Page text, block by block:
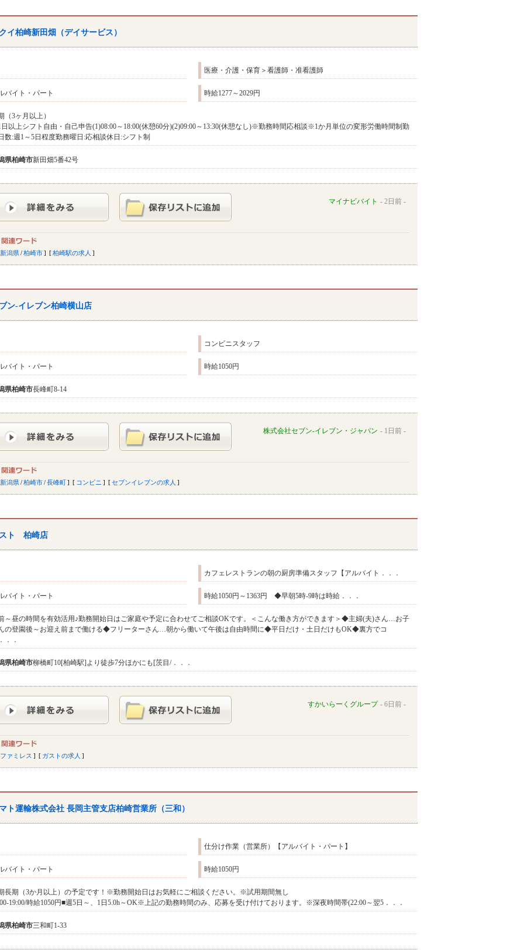
イ柏崎新田畑（デイサービス）
医療・介護・保育＞看護師・准看護師
バイト・パート 時給1277～2029円
（3ヶ月以上）
日以上シフト自由・自己申告(1)08:00～18:00(休憩60分)(2)09:00～13:30(休憩なし)※勤務時間応相談※1か月単位の変形労働時間制勤
数:週1～5日程度勤務曜日:応相談休日:シフト制
県柏崎市新田畑5番42号
マイナビバイト 2日前
新潟県/柏崎市 柏崎駅の求人
ン-イレブン柏崎横山店
コンビニスタッフ
バイト・パート 時給1050円
県柏崎市長峰町8-14
株式会社セブン-イレブン・ジャパン 1日前
新潟県/柏崎市/長峰町 コンビニ セブンイレブンの求人
ト 柏崎店
カフェレストランの朝の厨房準備スタッフ【アルバイト．．．
バイト・パート 時給1050円～1363円 ◆早朝5時-9時は時給．．．
～昼の時間を有効活用♪勤務開始日はご家庭や予定に合わせてご相談OKです。＜こんな働き方ができます＞◆主婦(夫)さん…お子
の登園後～お迎え前まで働ける◆フリーターさん…朝から働いて午後は自由時間に◆平日だけ・土日だけもOK◆裏方でコ
．．
県柏崎市柳橋町10[柏崎駅]より徒歩7分ほかにも[茨目/．．．
すかいらーくグループ 6日前
ファミレス ガストの求人
ト運輸株式会社 長岡主管支店柏崎営業所（三和）
仕分け作業（営業所）【アルバイト・パート】
バイト・パート 時給1050円
長期（3か月以上）の予定です！※勤務開始日はお気軽にご相談ください。※試用期間無し
19:00/時給1050円■週5日～、1日5.0h～OK※上記の勤務時間のみ、応募を受け付けております。※深夜時間帯(22:00～翌5．．．
県柏崎市三和町1-33